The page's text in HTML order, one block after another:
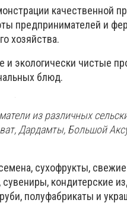
качественной
предпринимателей и
хозяйства.
и экологически чистые
блюд.
из различных
Дардамты, Большой
сухофрукты,
кондитерские
полуфабрикаты и